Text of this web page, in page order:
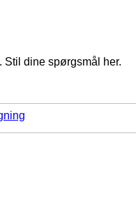
Stil dine spørgsmål her.